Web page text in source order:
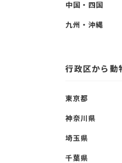
中国・四国
九州・沖縄
行政区から動
東京都
神奈川県
埼玉県
千葉県